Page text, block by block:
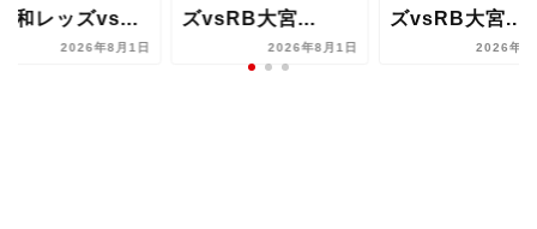
大宮...
2026年8月1日
ズvsRB大宮...
2026年8月1日
「浦和レッズ
2026年8